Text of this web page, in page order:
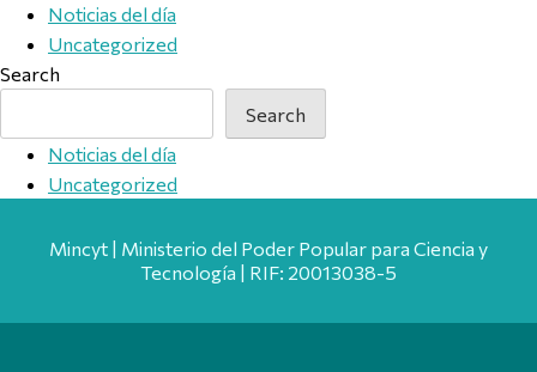
Noticias del día
Uncategorized
Search
Search
Noticias del día
Uncategorized
Mincyt | Ministerio del Poder Popular para Ciencia y
Tecnología | RIF: 20013038-5